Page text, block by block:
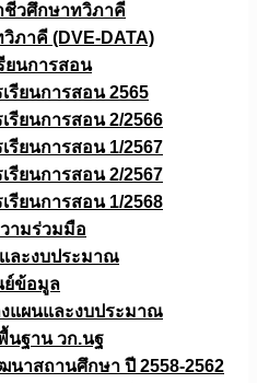
ชีวศึกษาทวิภาคี
ภาคี (DVE-DATA)
ยนการสอน
รียนการสอน 2565
รียนการสอน 2/2566
รียนการสอน 1/2567
รียนการสอน 2/2567
รียนการสอน 1/2568
วามร่วมมือ
เละงบประมาณ
ย์ข้อมูล
งแผนและงบประมาณ
นฐาน วก.นฐ
นาสถานศึกษา ปี 2558-2562